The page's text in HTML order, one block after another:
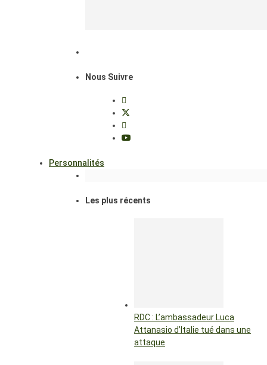
Nous Suivre
Personnalités
Les plus récents
RDC : L’ambassadeur Luca
Attanasio d’Italie tué dans une
attaque